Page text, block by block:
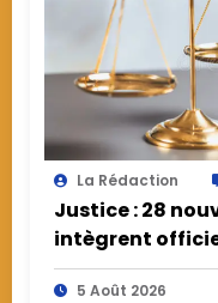
La Rédaction
Justice : 28
intègrent
et militaire
5 Août 2026